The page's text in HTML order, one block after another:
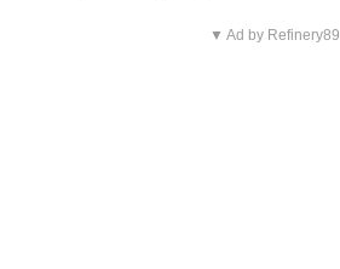
▼ Ad by Refinery89